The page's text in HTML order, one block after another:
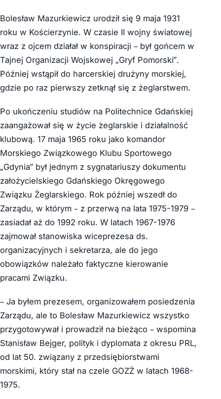
Bolesław Mazurkiewicz urodził się 9 maja 1931
roku w Kościerzynie. W czasie II wojny światowej
wraz z ojcem działał w konspiracji – był gońcem w
Tajnej Organizacji Wojskowej „Gryf Pomorski”.
Później wstąpił do harcerskiej drużyny morskiej,
gdzie po raz pierwszy zetknął się z żeglarstwem.
Po ukończeniu studiów na Politechnice Gdańskiej
zaangażował się w życie żeglarskie i działalność
klubową. 17 maja 1965 roku jako komandor
Morskiego Związkowego Klubu Sportowego
„Gdynia” był jednym z sygnatariuszy dokumentu
założycielskiego Gdańskiego Okręgowego
Związku Żeglarskiego. Rok później wszedł do
Zarządu, w którym – z przerwą na lata 1975-1979 –
zasiadał aż do 1992 roku. W latach 1967-1976
zajmował stanowiska wiceprezesa ds.
organizacyjnych i sekretarza, ale do jego
obowiązków należało faktyczne kierowanie
pracami Związku.
– Ja byłem prezesem, organizowałem posiedzenia
Zarządu, ale to Bolesław Mazurkiewicz wszystko
przygotowywał i prowadził na bieżąco – wspomina
Stanisław Bejger, polityk i dyplomata z okresu PRL,
od lat 50. związany z przedsiębiorstwami
morskimi, który stał na czele GOZŻ w latach 1968-
1975.